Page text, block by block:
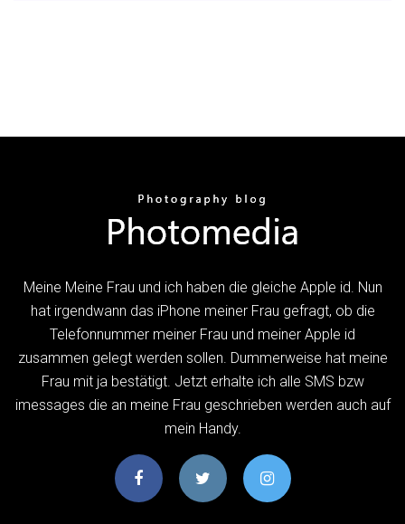
Meine Meine Frau und ich haben die gleiche Apple id. Nun
hat irgendwann das iPhone meiner Frau gefragt, ob die
Telefonnummer meiner Frau und meiner Apple id
zusammen gelegt werden sollen. Dummerweise hat meine
Frau mit ja bestätigt. Jetzt erhalte ich alle SMS bzw
imessages die an meine Frau geschrieben werden auch auf
mein Handy.